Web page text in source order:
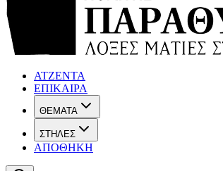
ΑΤΖΕΝΤΑ
ΕΠΙΚΑΙΡΑ
ΘΕΜΑΤΑ
ΣΤΗΛΕΣ
ΑΠΟΘΗΚΗ